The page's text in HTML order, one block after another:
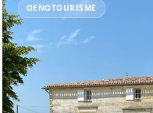
OENOTOURISME